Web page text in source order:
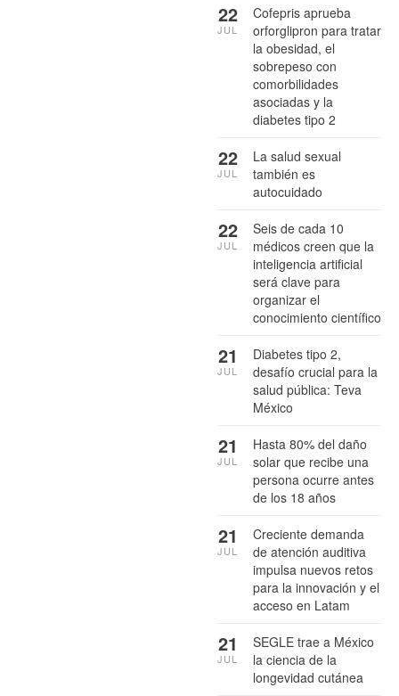
Cofepris aprueba
orforglipron para tratar
la obesidad, el
sobrepeso con
comorbilidades
asociadas y la
diabetes tipo 2
22
JUL
La salud sexual
también es
autocuidado
22
JUL
Seis de cada 10
médicos creen que la
inteligencia artificial
será clave para
organizar el
conocimiento científico
22
JUL
Diabetes tipo 2,
desafío crucial para la
salud pública: Teva
México
21
JUL
Hasta 80% del daño
solar que recibe una
persona ocurre antes
de los 18 años
21
JUL
Creciente demanda
de atención auditiva
impulsa nuevos retos
para la innovación y el
acceso en Latam
21
JUL
SEGLE trae a México
la ciencia de la
longevidad cutánea
21
JUL